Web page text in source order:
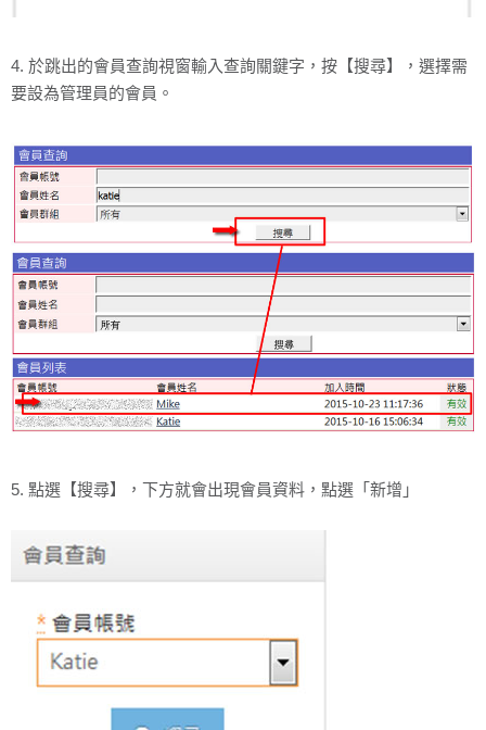
4. 於跳出的會員查詢視窗輸入查詢關鍵字，按【搜尋】，選擇需
要設為管理員的會員。
5. 點選【搜尋】，下方就會出現會員資料，點選「新增」